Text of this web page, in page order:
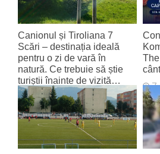
Canionul și Tiroliana 7
Scări – destinația ideală
pentru o zi de vară în
natură. Ce trebuie să știe
turiștii înainte de vizită…
7 August 2026
7